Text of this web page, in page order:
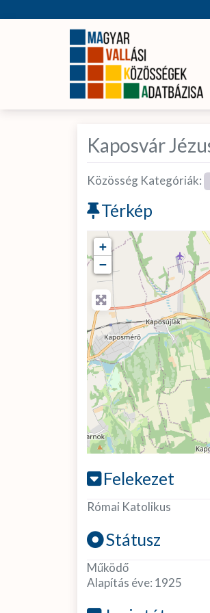
Kaposvár
Közösség Kategóriák:
Térkép
+
−
Felekezet
Római Katolikus
Státusz
Működő
Alapítás éve: 1925